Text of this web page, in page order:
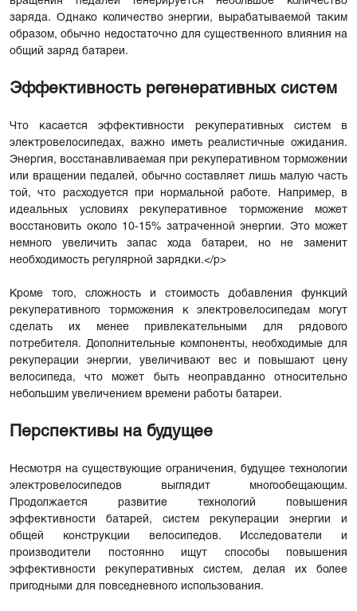
заряда. Однако количество энергии, вырабатываемой таким
образом, обычно недостаточно для существенного влияния на
общий заряд батареи.
Эффективность регенеративных систем
Что касается эффективности рекуперативных систем в
электровелосипедах, важно иметь реалистичные ожидания.
Энергия, восстанавливаемая при рекуперативном торможении
или вращении педалей, обычно составляет лишь малую часть
той, что расходуется при нормальной работе. Например, в
идеальных условиях рекуперативное торможение может
восстановить около 10-15% затраченной энергии. Это может
немного увеличить запас хода батареи, но не заменит
необходимость регулярной зарядки.</p>
Кроме того, сложность и стоимость добавления функций
рекуперативного торможения к электровелосипедам могут
сделать их менее привлекательными для рядового
потребителя. Дополнительные компоненты, необходимые для
рекуперации энергии, увеличивают вес и повышают цену
велосипеда, что может быть неоправданно относительно
небольшим увеличением времени работы батареи.
Перспективы на будущее
Несмотря на существующие ограничения, будущее технологии
электровелосипедов выглядит многообещающим.
Продолжается развитие технологий повышения
эффективности батарей, систем рекуперации энергии и
общей конструкции велосипедов. Исследователи и
производители постоянно ищут способы повышения
эффективности рекуперативных систем, делая их более
пригодными для повседневного использования.